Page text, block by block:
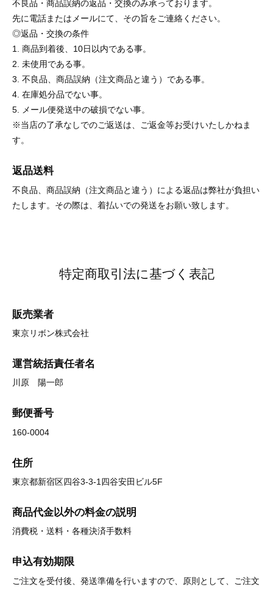
不良品・商品誤納の返品・交換のみ承っております。
先に電話またはメールにて、その旨をご連絡ください。
◎返品・交換の条件
1. 商品到着後、10日以内である事。
2. 未使用である事。
3. 不良品、商品誤納（注文商品と違う）である事。
4. 在庫処分品でない事。
5. メール便発送中の破損でない事。
※当店の了承なしでのご返送は、ご返金等お受けいたしかねま
す。
返品送料
不良品、商品誤納（注文商品と違う）による返品は弊社が負担い
たします。その際は、着払いでの発送をお願い致します。
特定商取引法に基づく表記
販売業者
東京リボン株式会社
運営統括責任者名
川原 陽一郎
郵便番号
160-0004
住所
東京都新宿区四谷3-3-1四谷安田ビル5F
商品代金以外の料金の説明
消費税・送料・各種決済手数料
申込有効期限
ご注文を受付後、発送準備を行いますので、原則として、ご注文